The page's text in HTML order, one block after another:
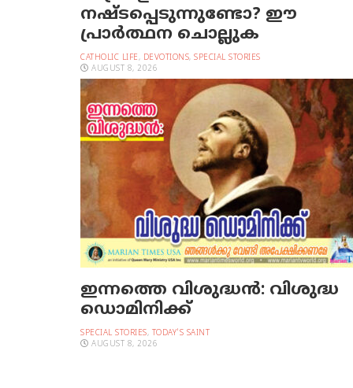
നഷ്ടപ്പെടുന്നുണ്ടോ? ഈ
പ്രാര്‍ത്ഥന ചൊല്ലുക
CATHOLIC LIFE, DEVOTIONS, SPECIAL STORIES
AUGUST 8, 2026
ഇന്നത്തെ വിശുദ്ധന്‍: വിശുദ്ധ
ഡൊമിനിക്ക്
SPECIAL STORIES, TODAY'S SAINT
AUGUST 8, 2026